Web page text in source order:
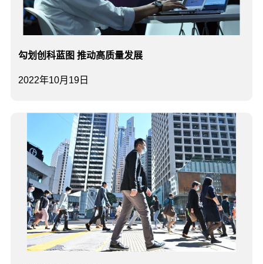
2022年10月19日
勾划创科蓝图 推动高质量发展